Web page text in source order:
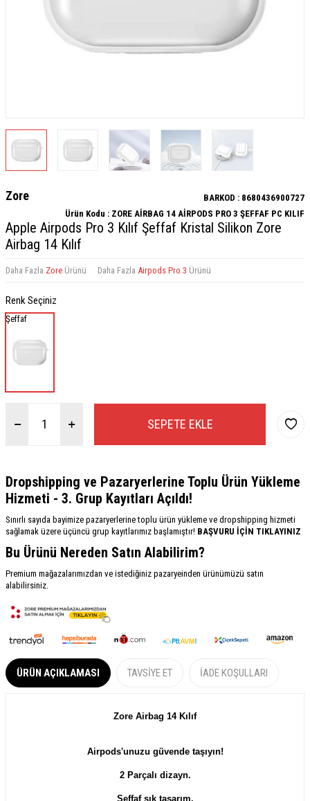
Zore BARKOD : 8680436900727
Ürün Kodu : ZORE AİRBAG 14 AİRPODS PRO 3 ŞEFFAF PC KILIF
Apple Airpods Pro 3 Kılıf Şeffaf Kristal Silikon Zore
Airbag 14 Kılıf
Daha Fazla Zore Ürünü Daha Fazla Airpods Pro 3 Ürünü
Renk Seçiniz
Şeffaf
SEPETE EKLE
Dropshipping ve Pazaryerlerine Toplu Ürün Yükleme
Hizmeti - 3. Grup Kayıtları Açıldı!
Sınırlı sayıda bayimize pazaryerlerine toplu ürün yükleme ve dropshipping hizmeti
sağlamak üzere üçüncü grup kayıtlarımız başlamıştır! BAŞVURU İÇİN TIKLAYINIZ
Bu Ürünü Nereden Satın Alabilirim?
Premium mağazalarımızdan ve istediğiniz pazaryeinden ürünümüzü satın
alabilirsiniz.
ÜRÜN AÇIKLAMASI TAVSIYE ET İADE KOŞULLARI
​​​Zore Airbag 14 Kılıf
Airpods'unuzu güvende taşıyın!
2 Parçalı dizayn.
Şeffaf şık tasarım.